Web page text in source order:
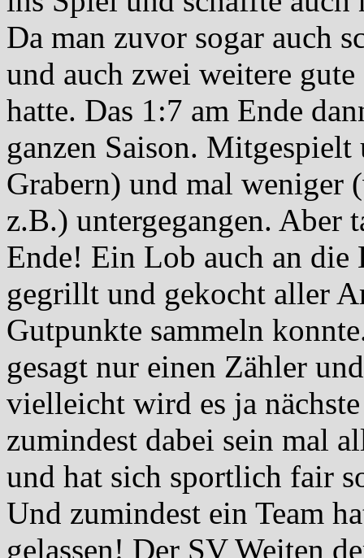
Da man zuvor sogar auch
und auch zwei weitere gute
hatte. Das 1:7 am Ende
ganzen Saison.
Grabern) und mal weniger
z.B.) untergegangen. Aber
Ende! Ein Lob auch an die
gegrillt und gekocht aller
Gutpunkte sammeln
gesagt nur einen Zähler
vielleicht wird es ja
zumindest dabei sein mal
und hat sich sportlich fair
Und zumindest ein Team
gelassen! Der SV Weiten